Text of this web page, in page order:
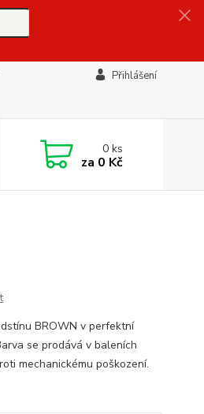
Přihlášení
0ks
za 0 Kč
BROWN v perfektní
se prodává v baleních
mechanickému poškození.